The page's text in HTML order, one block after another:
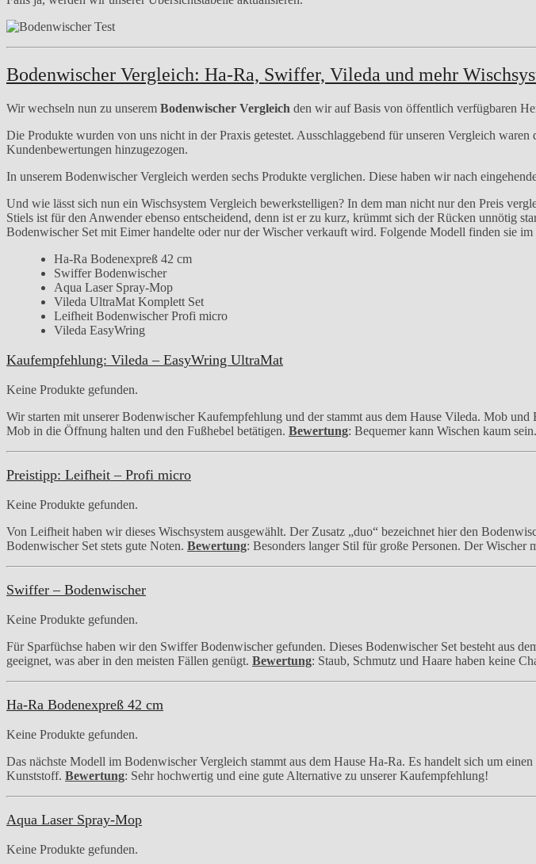
Bodenwischer Vergleich: Ha-Ra, Swiffer, Vileda und mehr
Wir wechseln nun zu unserem Bodenwischer Vergleich den wir auf Basis von öffentlich verfügbaren
Die Produkte wurden von uns nicht in der Praxis getestet. Ausschlaggebend für unseren Vergleich
Kundenbewertungen hinzugezogen.
In unserem Bodenwischer Vergleich werden sechs Produkte verglichen. Diese haben wir nach
Und wie lässt sich nun ein Wischsystem Vergleich bewerkstelligen? In dem man nicht nur den Preis
Stiels ist für den Anwender ebenso entscheidend, denn ist er zu kurz, krümmt sich der Rücken unnötig
Bodenwischer Set mit Eimer handelte oder nur der Wischer verkauft wird. Folgende Modell finden sie
Ha-Ra Bodenexpreß 42 cm
Swiffer Bodenwischer
Aqua Laser Spray-Mop
Vileda UltraMat Komplett Set
Leifheit Bodenwischer Profi micro
Vileda EasyWring
Kaufempfehlung: Vileda – EasyWring UltraMat
Keine Produkte gefunden.
Wir starten mit unserer Bodenwischer Kaufempfehlung und der stammt aus dem Hause Vileda. Mob
Mob in die Öffnung halten und den Fußhebel betätigen. Bewertung: Bequemer kann Wischen kaum
Preistipp: Leifheit – Profi micro
Keine Produkte gefunden.
Von Leifheit haben wir dieses Wischsystem ausgewählt. Der Zusatz „duo“ bezeichnet hier den
Bodenwischer Set stets gute Noten. Bewertung: Besonders langer Stil für große Personen. Der
Swiffer – Bodenwischer
Keine Produkte gefunden.
Für Sparfüchse haben wir den Swiffer Bodenwischer gefunden. Dieses Bodenwischer Set besteht aus
geeignet, was aber in den meisten Fällen genügt. Bewertung: Staub, Schmutz und Haare haben keine
Ha-Ra Bodenexpreß 42 cm
Keine Produkte gefunden.
Das nächste Modell im Bodenwischer Vergleich stammt aus dem Hause Ha-Ra. Es handelt sich um
Kunststoff. Bewertung: Sehr hochwertig und eine gute Alternative zu unserer Kaufempfehlung!
Aqua Laser Spray-Mop
Keine Produkte gefunden.